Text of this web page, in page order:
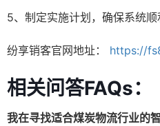
5、制定实施计划，确保系统顺
纷享销客官网地址： https://
相关问答FAQs：
我在寻找适合煤炭物流行业的